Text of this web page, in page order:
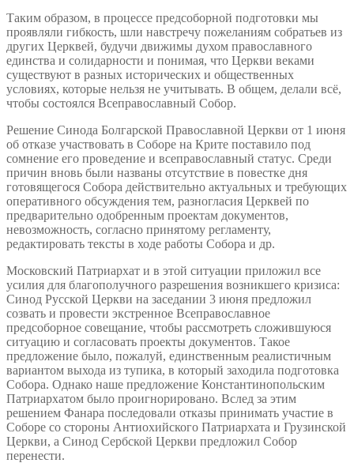
Таким образом, в процессе предсоборной подготовки мы
проявляли гибкость, шли навстречу пожеланиям собратьев из
других Церквей, будучи движимы духом православного
единства и солидарности и понимая, что Церкви веками
существуют в разных исторических и общественных
условиях, которые нельзя не учитывать. В общем, делали всё,
чтобы состоялся Всеправославный Собор.
Решение Синода Болгарской Православной Церкви от 1 июня
об отказе участвовать в Соборе на Крите поставило под
сомнение его проведение и всеправославный статус. Среди
причин вновь были названы отсутствие в повестке дня
готовящегося Собора действительно актуальных и требующих
оперативного обсуждения тем, разногласия Церквей по
предварительно одобренным проектам документов,
невозможность, согласно принятому регламенту,
редактировать тексты в ходе работы Собора и др.
Московский Патриархат и в этой ситуации приложил все
усилия для благополучного разрешения возникшего кризиса:
Синод Русской Церкви на заседании 3 июня предложил
созвать и провести экстренное Всеправославное
предсоборное совещание, чтобы рассмотреть сложившуюся
ситуацию и согласовать проекты документов. Такое
предложение было, пожалуй, единственным реалистичным
вариантом выхода из тупика, в который заходила подготовка
Собора. Однако наше предложение Константинопольским
Патриархатом было проигнорировано. Вслед за этим
решением Фанара последовали отказы принимать участие в
Соборе со стороны Антиохийского Патриархата и Грузинской
Церкви, а Синод Сербской Церкви предложил Собор
перенести.